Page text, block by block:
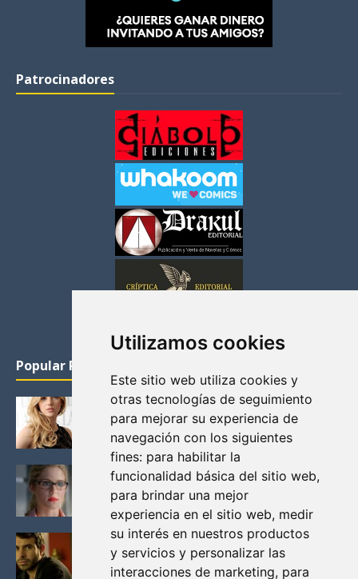
Utilizamos cookies
Este sitio web utiliza cookies y
otras tecnologías de seguimiento
para mejorar su experiencia de
navegación con los siguientes
fines: para habilitar la
funcionalidad básica del sitio web,
para brindar una mejor
experiencia en el sitio web, medir
su interés en nuestros productos
y servicios y personalizar las
interacciones de marketing, para
Patrocinadores
Popular Posts
KATHERYN WINNICK: LA ACTRIZ MAS GUAPA DE
VIKINGOS
Junio 14, 2013
FELICITY (EMILY BETT RICKARDS), LAS FOTOS
MAS BONITAS DE LA ALIADA DE ARROW
Noviembre 30, 2013
BLACK MIRROR: TODA TU HISTORIA. EPISODIO 3.
LA CRITICA
Mayo 17, 2012